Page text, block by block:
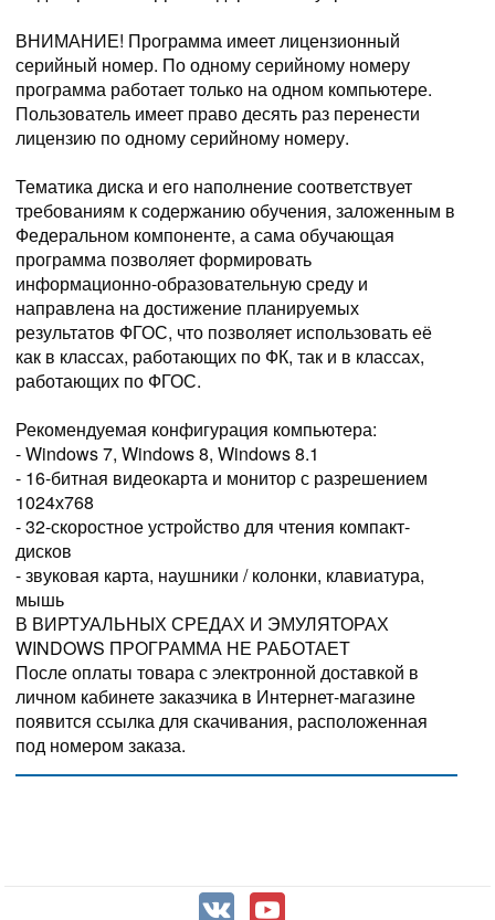
ВНИМАНИЕ! Программа имеет лицензионный
серийный номер. По одному серийному номеру
программа работает только на одном компьютере.
Пользователь имеет право десять раз перенести
лицензию по одному серийному номеру.
Тематика диска и его наполнение соответствует
требованиям к содержанию обучения, заложенным в
Федеральном компоненте, а сама обучающая
программа позволяет формировать
информационно-образовательную среду и
направлена на достижение планируемых
результатов ФГОС, что позволяет использовать её
как в классах, работающих по ФК, так и в классах,
работающих по ФГОС.
Рекомендуемая конфигурация компьютера:
- Windows 7, Windows 8, Windows 8.1
- 16-битная видеокарта и монитор с разрешением
1024х768
- 32-скоростное устройство для чтения компакт-
дисков
- звуковая карта, наушники / колонки, клавиатура,
мышь
В ВИРТУАЛЬНЫХ СРЕДАХ И ЭМУЛЯТОРАХ
WINDOWS ПРОГРАММА НЕ РАБОТАЕТ
После оплаты товара с электронной доставкой в
личном кабинете заказчика в Интернет-магазине
появится ссылка для скачивания, расположенная
под номером заказа.